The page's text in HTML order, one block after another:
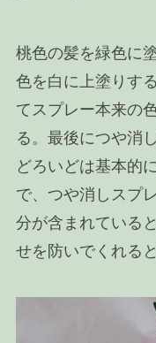
桃色の髪を緑色に
色を白に上塗りす
てスプレー本来の
る。最後につや消
どろいどは基本的
で、つや消しスプ
分が含まれている
せを防いでくれる